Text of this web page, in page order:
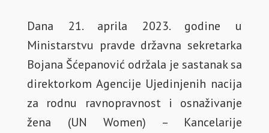
Dana 21. aprila 2023. godine u
Ministarstvu pravde državna sekretarka
Bojana Šćepanović održala je sastanak sa
direktorkom Agencije Ujedinjenih nacija
za rodnu ravnopravnost i osnaživanje
žena (UN Women) – Kancelarije